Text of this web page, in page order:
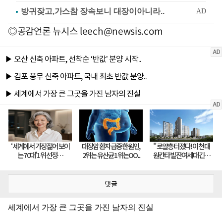
◎공감언론 뉴시스leech@newsis.com
댓글